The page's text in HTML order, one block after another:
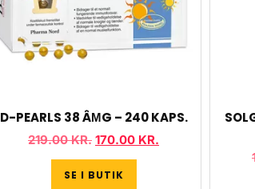
D-PEARLS 38 ÂΜG – 240 KAPS.
219.00KR. 170.00 KR.
SE I BUTIK